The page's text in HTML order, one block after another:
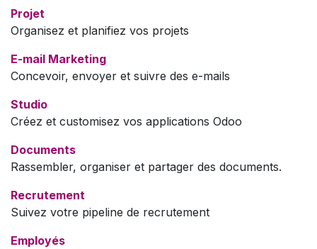
Projet
Organisez et planifiez vos projets
E-mail Marketing
Concevoir, envoyer et suivre des e-mails
Studio
Créez et customisez vos applications Odoo
Documents
Rassembler, organiser et partager des documents.
Recrutement
Suivez votre pipeline de recrutement
Employés